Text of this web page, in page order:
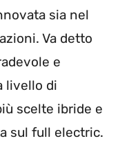
sia nel
Va detto
e
livello di
scelte ibride e
sul full electric.